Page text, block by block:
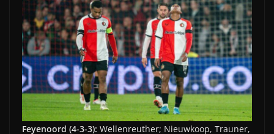
Feyenoord (4-3-3): Wellenreuther; Nieuwkoop, Trauner,